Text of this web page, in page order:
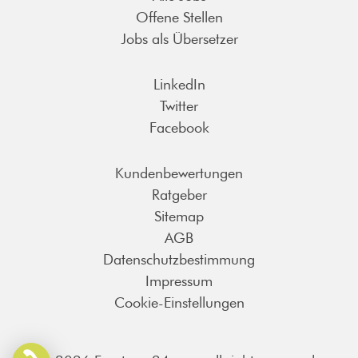
Offene Stellen
Jobs als Übersetzer
LinkedIn
Twitter
Facebook
Kundenbewertungen
Ratgeber
Sitemap
AGB
Datenschutzbestimmung
Impressum
Cookie-Einstellungen